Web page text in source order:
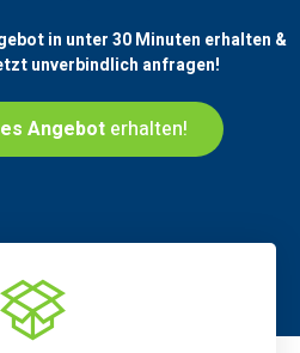
in unter 30 Minuten erhalten &
unverbindlich anfragen!
Angebot erhalten!